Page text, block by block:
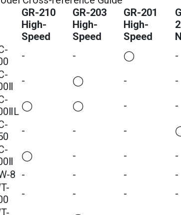
GR-210
High-
Speed
GR-203
High-
Speed
GR-201
High-
Speed
- - ◯ -
- ◯ - -
◯ ◯ - -
- - -
◯ - - -
8 - - - -
- - - -